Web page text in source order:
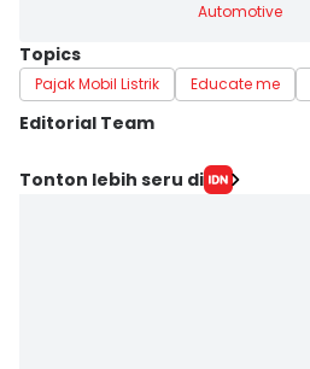
Automotive
Topics
Pajak Mobil Listrik Educate me
Editorial Team
Editor
Tonton lebih seru di